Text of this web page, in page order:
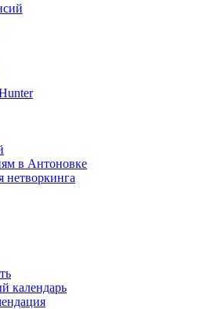
в Антоновке
нетворкинга
календарь